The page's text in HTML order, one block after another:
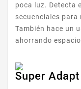
poca luz. Detecta
secuenciales para
También hace un
ahorrando
Super Adapt